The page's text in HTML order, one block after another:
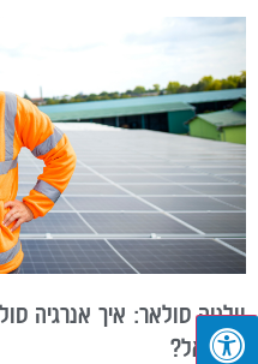
וולטה סולאר: איך אנרגיה
בישראל?